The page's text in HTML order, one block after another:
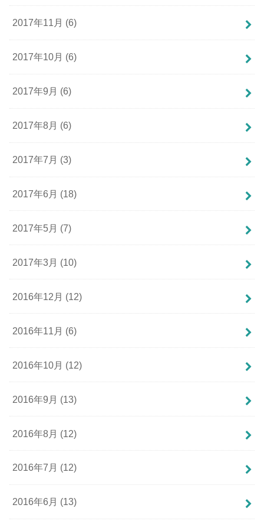
2017年11月 (6)
2017年10月 (6)
2017年9月 (6)
2017年8月 (6)
2017年7月 (3)
2017年6月 (18)
2017年5月 (7)
2017年3月 (10)
2016年12月 (12)
2016年11月 (6)
2016年10月 (12)
2016年9月 (13)
2016年8月 (12)
2016年7月 (12)
2016年6月 (13)